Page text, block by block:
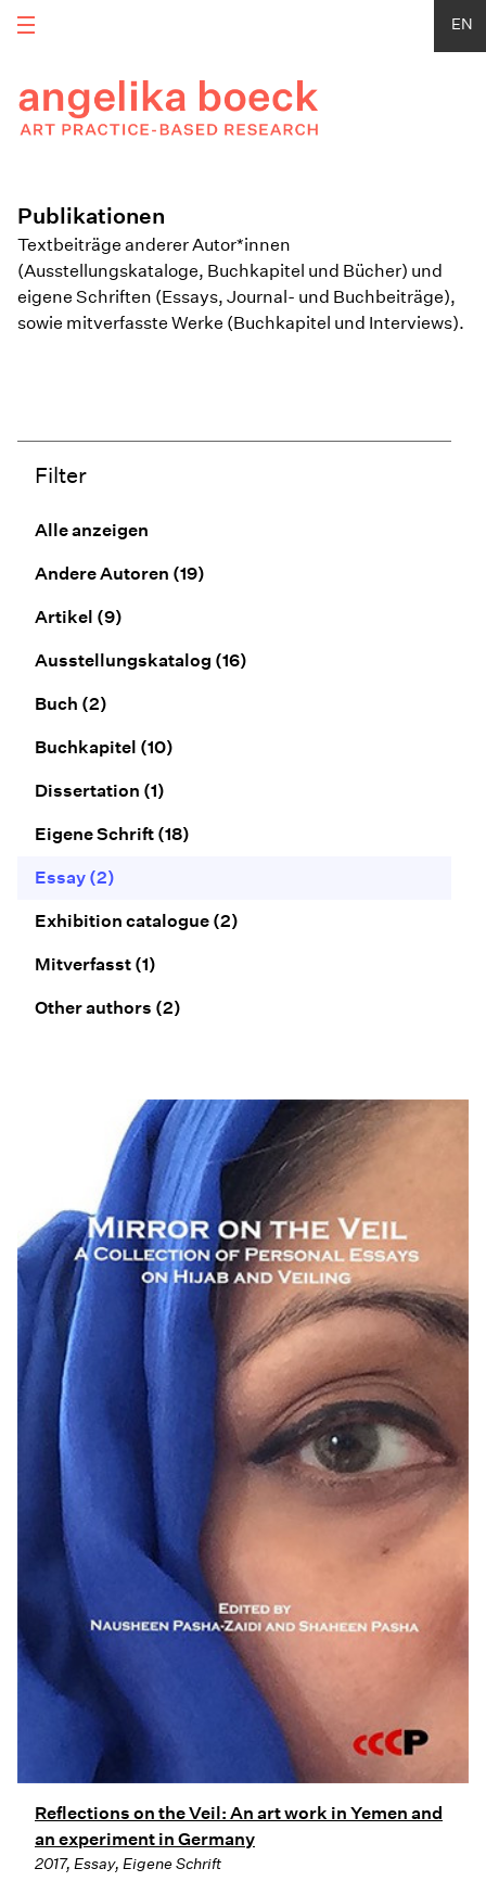
EN
Publikationen
Textbeiträge anderer Autor*innen
(Ausstellungskataloge, Buchkapitel und Bücher) und
eigene Schriften (Essays, Journal- und Buchbeiträge),
sowie mitverfasste Werke (Buchkapitel und Interviews).
Filter
Alle anzeigen
Andere Autoren (19)
Artikel (9)
Ausstellungskatalog (16)
Buch (2)
Buchkapitel (10)
Dissertation (1)
Eigene Schrift (18)
Essay (2)
Exhibition catalogue (2)
Mitverfasst (1)
Other authors (2)
Reflections on the Veil: An art work in Yemen and
an experiment in Germany
2017, Essay, Eigene Schrift